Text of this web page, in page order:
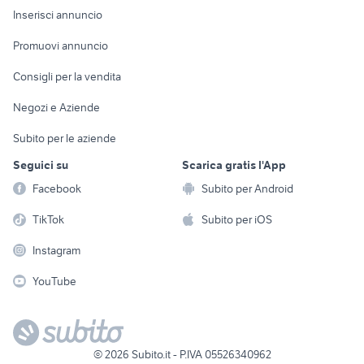
Console e
Fotografia
Telefonia
Biciclette
Inserisci annuncio
Promuovi annuncio
Consigli per la vendita
Negozi e Aziende
Subito per le aziende
Seguici su
Facebook
TikTok
Instagram
YouTube
Scarica gratis l'App
Subito per Android
Subito per iOS
©2026 Subito.it - P.IVA 05526340962